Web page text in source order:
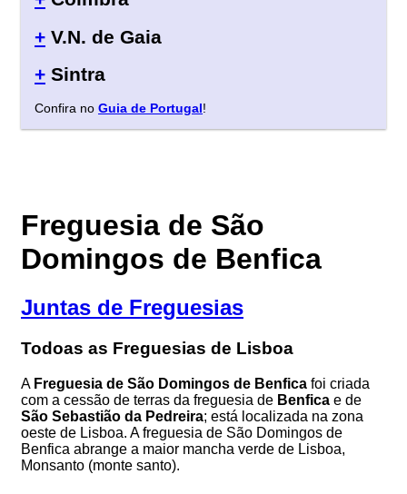
+ V.N. de Gaia
+ Sintra
Confira no Guia de Portugal!
Freguesia de São
Domingos de Benfica
Juntas de Freguesias
Todoas as Freguesias de Lisboa
A Freguesia de São Domingos de Benfica foi criada
com a cessão de terras da freguesia de Benfica e de
São Sebastião da Pedreira; está localizada na zona
oeste de Lisboa. A freguesia de São Domingos de
Benfica abrange a maior mancha verde de Lisboa,
Monsanto (monte santo).